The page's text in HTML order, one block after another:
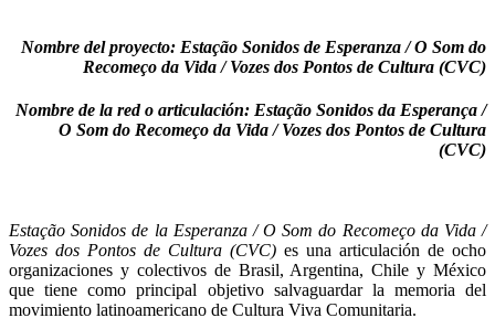
Nombre del proyecto: Estação Sonidos de Esperanza / O Som do
Recomeço da Vida / Vozes dos Pontos de Cultura (CVC)
Nombre de la red o articulación: Estação Sonidos da Esperança /
O Som do Recomeço da Vida / Vozes dos Pontos de Cultura
(CVC)
Estação Sonidos de la Esperanza / O Som do Recomeço da Vida /
Vozes dos Pontos de Cultura (CVC) es una articulación de ocho
organizaciones y colectivos de Brasil, Argentina, Chile y México
que tiene como principal objetivo salvaguardar la memoria del
movimiento latinoamericano de Cultura Viva Comunitaria.